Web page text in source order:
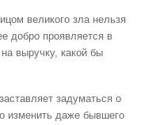
великого зла нельзя
добро проявляется в
выручку, какой бы
задуматься о
изменить даже бывшего